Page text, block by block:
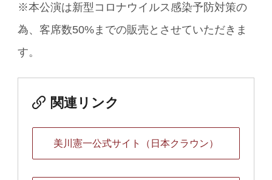
※本公演は新型コロナウイルス感染予防対策の
為、客席数50%までの販売とさせていただきま
す。
関連リンク
美川憲一公式サイト（日本クラウン）